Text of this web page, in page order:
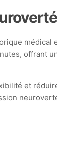
offrant
et